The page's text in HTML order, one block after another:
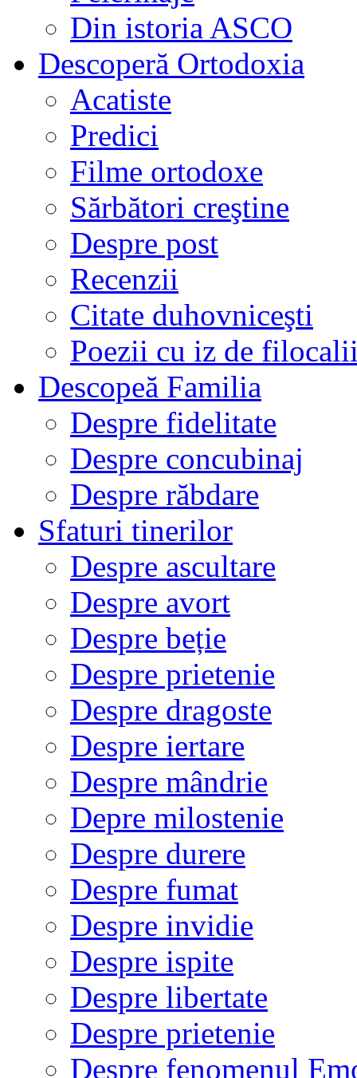
Din istoria ASCO
Descoperă Ortodoxia
Acatiste
Predici
Filme ortodoxe
Sărbători creştine
Despre post
Recenzii
Citate duhovniceşti
Poezii cu iz de
Descopeă Familia
Despre fidelitate
Despre concubinaj
Despre răbdare
Sfaturi tinerilor
Despre ascultare
Despre avort
Despre beție
Despre prietenie
Despre dragoste
Despre iertare
Despre mândrie
Depre milostenie
Despre durere
Despre fumat
Despre invidie
Despre ispite
Despre libertate
Despre prietenie
Despre fenomenul